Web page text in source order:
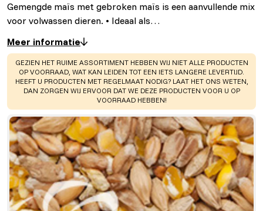
Gemengde maïs met gebroken maïs is een aanvullende mix
voor volwassen dieren. • Ideaal als…
Meer informatie
WARNING:
GEZIEN HET RUIME ASSORTIMENT HEBBEN WIJ NIET ALLE PRODUCTEN
OP VOORRAAD, WAT KAN LEIDEN TOT EEN IETS LANGERE LEVERTIJD.
HEEFT U PRODUCTEN MET REGELMAAT NODIG? LAAT HET ONS WETEN,
DAN ZORGEN WIJ ERVOOR DAT WE DEZE PRODUCTEN VOOR U OP
VOORRAAD HEBBEN!